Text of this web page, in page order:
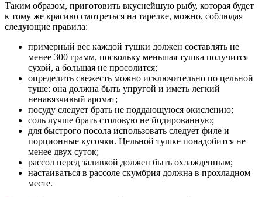
Таким образом, приготовить вкуснейшую рыбу, которая будет
к тому же красиво смотреться на тарелке, можно, соблюдая
следующие правила:
примерный вес каждой тушки должен составлять не
менее 300 грамм, поскольку меньшая тушка получится
сухой, а большая не просолится;
определить свежесть можно исключительно по цельной
туше: она должна быть упругой и иметь легкий
ненавязчивый аромат;
посуду следует брать не поддающуюся окислению;
соль лучше брать столовую не йодированную;
для быстрого посола использовать следует филе и
порционные кусочки. Цельной тушке понадобится не
менее двух суток;
рассол перед заливкой должен быть охлажденным;
настаиваться в рассоле скумбрия должна в прохладном
месте.